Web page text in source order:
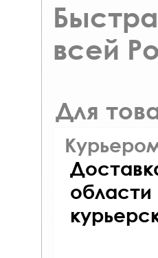
всей
Для
области